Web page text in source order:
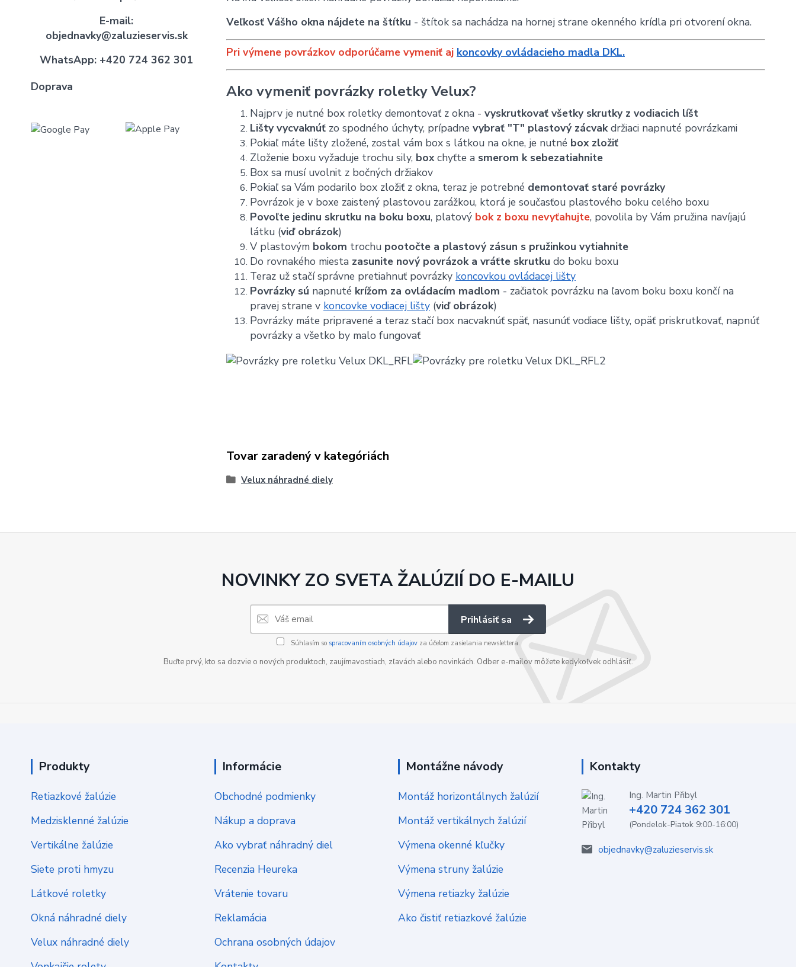
E-mail:
objednavky@zaluzieservis.sk
WhatsApp: +420 724 362 301
Doprava
Veľkosť Vášho okna nájdete na štítku - štítok sa nachádza na hornej strane okenného krídla pri otvorení okna.
Pri výmene povrázkov odporúčame vymeniť aj koncovky ovládacieho madla DKL.
Ako vymeniť povrázky roletky Velux?
Najprv je nutné box roletky demontovať z okna - vyskrutkovať všetky skrutky z vodiacich líšt
Lišty vycvaknúťzo spodného úchyty, prípadne vybrať "T" plastový zácvakdržiaci napnuté povrázkami
Pokiaľ máte lišty zložené, zostal vám box s látkou na okne, je nutné box zložiť
Zloženie boxu vyžaduje trochu sily, boxchyťte a smerom k sebezatiahnite
Box sa musí uvolnit z bočných držiakov
Pokiaľ sa Vám podarilo box zložiť z okna, teraz je potrebné demontovať staré povrázky
Povrázok je v boxe zaistený plastovou zarážkou, ktorá je současťou plastového boku celého boxu
Povoľte jedinu skrutku na boku boxu, platový bok z boxu nevyťahujte, povolila by Vám pružina navíjajú
látku (viď obrázok)
V plastovým bokom trochu pootočte a plastový zásun s pružinkou vytiahnite
Do rovnakého miesta zasunite nový povrázok a vráťte skrutku do boku boxu
Teraz už stačí správne pretiahnuť povrázky koncovkou ovládacej lišty
Povrázky sú napnuté krížom za ovládacím madlom - začiatok povrázku na ľavom boku boxu končí na
pravej strane v koncovke vodiacej lišty(viď obrázok)
Povrázky máte pripravené a teraz stačí box nacvaknúť späť, nasunúť vodiace lišty, opäť priskrutkovať, napnúť
povrázky a všetko by malo fungovať
Tovar zaradený v kategóriách
Velux náhradné diely
NOVINKY ZO SVETA ŽALÚZIÍ DO E-MAILU
Prihlásiť sa
Súhlasím so spracovaním osobných údajovza účelom zasielania newslettera.
Buďte prvý, kto sa dozvie o nových produktoch, zaujímavostiach, zľavách alebo novinkách. Odber e-mailov môžete kedykoľvek odhlásiť.
Produkty
Retiazkové žalúzie
Medzisklenné žalúzie
Vertikálne žalúzie
Siete proti hmyzu
Látkové roletky
Okná náhradné diely
Velux náhradné diely
Informácie
Obchodné podmienky
Nákup a doprava
Ako vybrať náhradný diel
Recenzia Heureka
Vrátenie tovaru
Reklamácia
Ochrana osobných údajov
Montážne návody
Montáž horizontálnych žalúzií
Montáž vertikálnych žalúzií
Výmena okenné kľučky
Výmena struny žalúzie
Výmena retiazky žalúzie
Ako čistiť retiazkové žalúzie
Kontakty
Ing. Martin Přibyl
+420 724 362 301
(Pondelok-Piatok 9:00-16:00)
objednavky@zaluzieservis.sk